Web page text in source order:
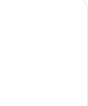
內保險箱、書桌、筆